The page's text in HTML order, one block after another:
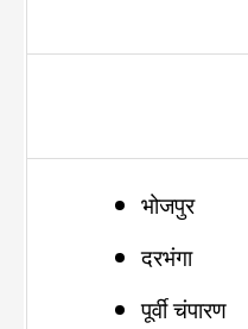
भोजपुर
दरभंगा
पूर्वी चंपारण